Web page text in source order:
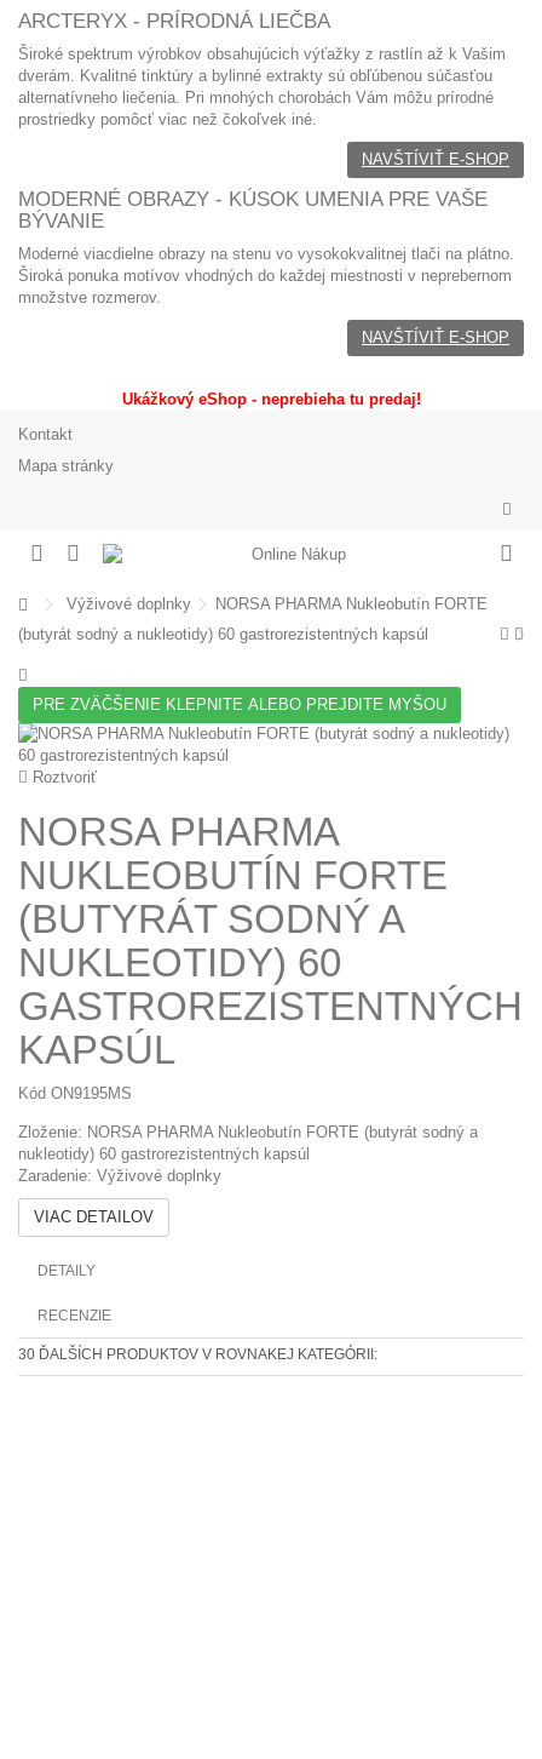
ARCTERYX - PRÍRODNÁ LIEČBA
Široké spektrum výrobkov obsahujúcich výťažky z rastlín až k Vašim
dverám. Kvalitné tinktúry a bylinné extrakty sú obľúbenou súčasťou
alternatívneho liečenia. Pri mnohých chorobách Vám môžu prírodné
prostriedky pomôcť viac než čokoľvek iné.
NAVŠTÍVIŤ E-SHOP
MODERNÉ OBRAZY - KÚSOK UMENIA PRE VAŠE
BÝVANIE
Moderné viacdielne obrazy na stenu vo vysokokvalitnej tlači na plátno.
Široká ponuka motívov vhodných do každej miestnosti v neprebernom
množstve rozmerov.
NAVŠTÍVIŤ E-SHOP
Ukážkový eShop - neprebieha tu predaj!
Kontakt
Mapa stránky
Výživové doplnky
NORSA PHARMA Nukleobutín FORTE
(butyrát sodný a nukleotidy) 60 gastrorezistentných kapsúl
PRE ZVÄČŠENIE KLEPNITE ALEBO PREJDITE MYŠOU
Roztvoriť
NORSA PHARMA
NUKLEOBUTÍN FORTE
(BUTYRÁT SODNÝ A
NUKLEOTIDY) 60
GASTROREZISTENTNÝCH
KAPSÚL
Kód ON9195MS
Zloženie: NORSA PHARMA Nukleobutín FORTE (butyrát sodný a
nukleotidy) 60 gastrorezistentných kapsúl
Zaradenie: Výživové doplnky
VIAC DETAILOV
DETAILY
RECENZIE
30 ĎALŠÍCH PRODUKTOV V ROVNAKEJ KATEGÓRII: